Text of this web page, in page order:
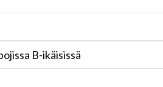
B-ikäisissä